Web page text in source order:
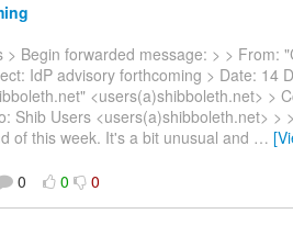
> Begin forwarded message: > > From:
IdP advisory forthcoming > Date: 14
<users(a)shibboleth.net> >
Shib Users <users(a)shibboleth.net> >
of this week. It's a bit unusual and …
0 0 0